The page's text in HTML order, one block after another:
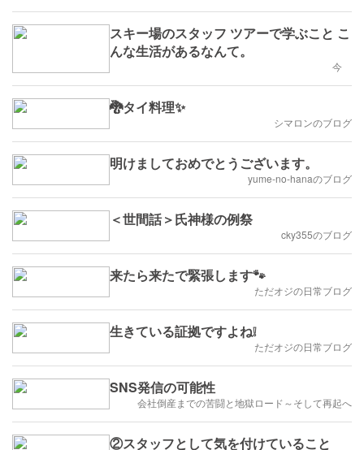
スキー場のスタッフ ツアーで学ぶこと こ
んな生活があるなんて。
今
🐉タイ料理✨
シマロンのブログ
明けましておめでとうございます。
yume-no-hanaのブログ
＜世間話＞氏神様の例祭
cky355のブログ
来たら来たで緊張します🐾
ただオジの日常ブログ
生きている証拠ですよね❕
ただオジの日常ブログ
SNS発信の可能性
会社倒産までの苦闘と地獄ロード～そして再起へ
②スタッフとして気を付けていること